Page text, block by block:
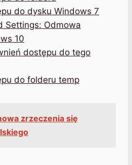
do dysku Windows 7
Settings: Odmowa
10
dostępu do tego
do folderu temp
zrzeczenia się